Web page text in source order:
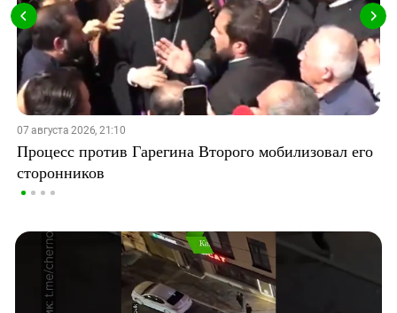
07 августа 2026, 21:10
Процесс против Гарегина Второго мобилизовал его
сторонников